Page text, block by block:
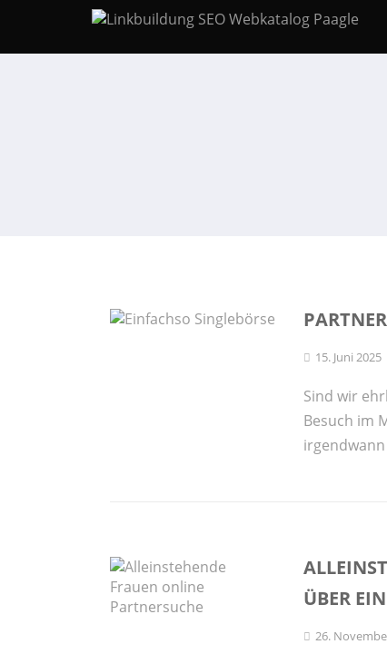
15. Juni 2025
Sind wir
Besuch im
ÜBER
26.